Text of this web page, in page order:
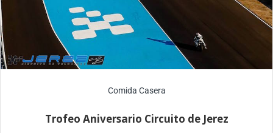
Comida Casera
Trofeo Aniversario Circuito de Jerez